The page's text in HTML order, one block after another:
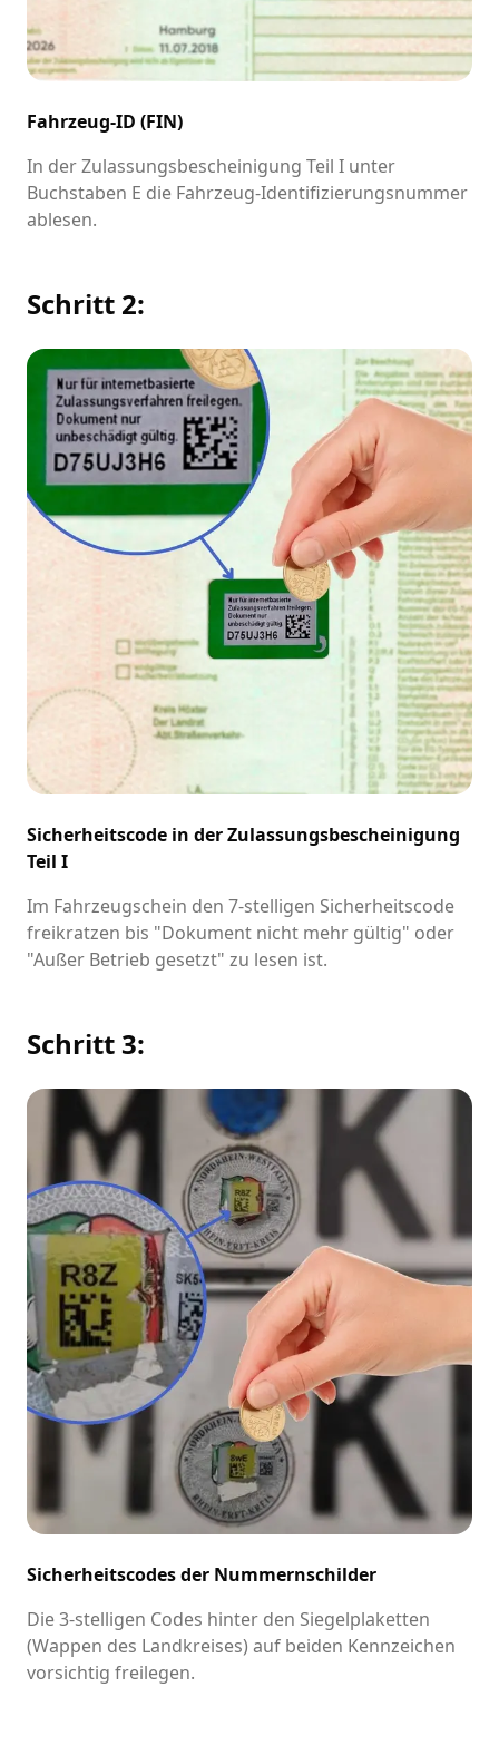
Fahrzeug-ID (FIN)
In der Zulassungsbescheinigung Teil I unter
Buchstaben E die Fahrzeug-Identifizierungsnummer
ablesen.
Schritt 2:
Sicherheitscode in der Zulassungsbescheinigung
Teil I
Im Fahrzeugschein den 7-stelligen Sicherheitscode
freikratzen bis "Dokument nicht mehr gültig" oder
"Außer Betrieb gesetzt" zu lesen ist.
Schritt 3:
Sicherheitscodes der Nummernschilder
Die 3-stelligen Codes hinter den Siegelplaketten
(Wappen des Landkreises) auf beiden Kennzeichen
vorsichtig freilegen.